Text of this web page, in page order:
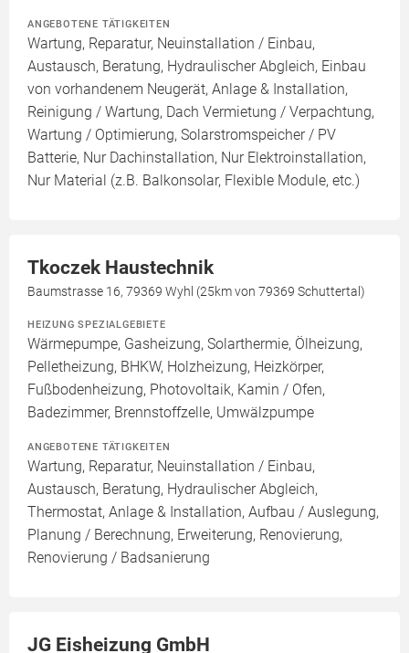
ANGEBOTENE TÄTIGKEITEN
Wartung, Reparatur, Neuinstallation / Einbau,
Austausch, Beratung, Hydraulischer Abgleich, Einbau
von vorhandenem Neugerät, Anlage & Installation,
Reinigung / Wartung, Dach Vermietung / Verpachtung,
Wartung / Optimierung, Solarstromspeicher / PV
Batterie, Nur Dachinstallation, Nur Elektroinstallation,
Nur Material (z.B. Balkonsolar, Flexible Module, etc.)
Tkoczek Haustechnik
Baumstrasse 16, 79369 Wyhl (25km von 79369 Schuttertal)
HEIZUNG SPEZIALGEBIETE
Wärmepumpe, Gasheizung, Solarthermie, Ölheizung,
Pelletheizung, BHKW, Holzheizung, Heizkörper,
Fußbodenheizung, Photovoltaik, Kamin / Ofen,
Badezimmer, Brennstoffzelle, Umwälzpumpe
ANGEBOTENE TÄTIGKEITEN
Wartung, Reparatur, Neuinstallation / Einbau,
Austausch, Beratung, Hydraulischer Abgleich,
Thermostat, Anlage & Installation, Aufbau / Auslegung,
Planung / Berechnung, Erweiterung, Renovierung,
Renovierung / Badsanierung
JG Eisheizung GmbH